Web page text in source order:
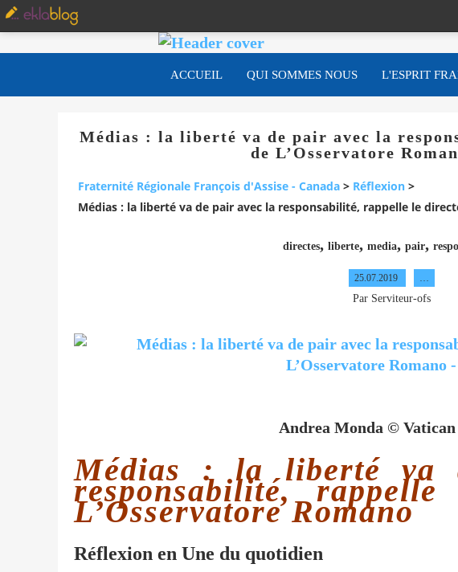
ACCUEIL QUI SOMMES NOUS L'ESPRIT
Médias : la liberté va de pair avec la
de L’Osservatore
Fraternité Régionale François d'Assise - Canada > Réflexion >
Médias : la liberté va de pair avec la responsabilité, rappelle le
directes, liberte, media, pair,
25.07.2019
Par Serviteur-ofs
Andrea Monda ©
Médias : la liberté va
responsabilité,
L’Osservatore Romano
Réflexion en Une du quotidien